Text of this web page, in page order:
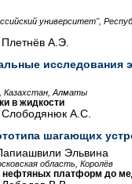
университет",
А.Э.
исследования
Алматы
в жидкости
Слободянюк А.С.
шагающих
Эльвина
область, Королёв
платформ до